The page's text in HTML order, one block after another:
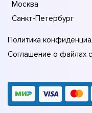
Москва
Санкт-Петербург
Политика
Соглашение о файлах